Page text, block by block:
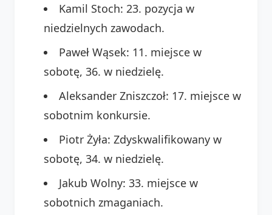
Kamil Stoch: 23. pozycja w
niedzielnych zawodach.
Paweł Wąsek: 11. miejsce w
sobotę, 36. w niedzielę.
Aleksander Zniszczoł: 17. miejsce w
sobotnim konkursie.
Piotr Żyła: Zdyskwalifikowany w
sobotę, 34. w niedzielę.
Jakub Wolny: 33. miejsce w
sobotnich zmaganiach.